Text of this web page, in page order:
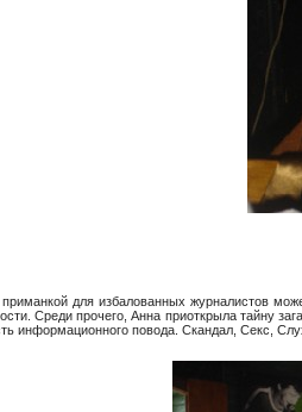
приманкой для избалованных журналистов
Среди прочего, Анна приоткрыла тайну
информационного повода. Скандал, Секс,